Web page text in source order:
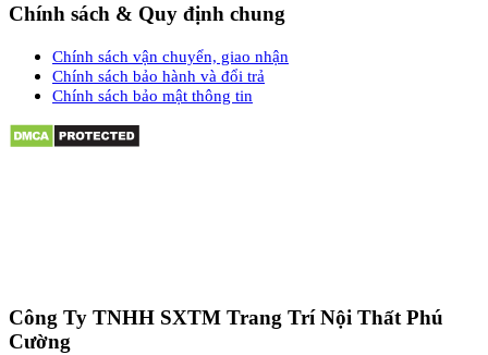
Chính sách & Quy định chung
Chính sách vận chuyển, giao nhận
Chính sách bảo hành và đổi trả
Chính sách bảo mật thông tin
Công Ty TNHH SXTM Trang Trí Nội Thất Phú
Cường